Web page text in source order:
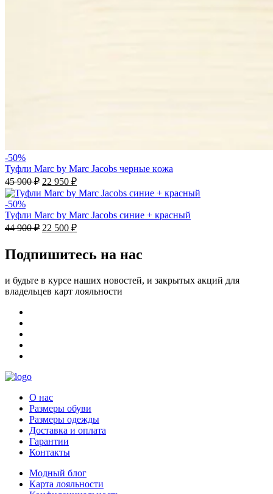
-50%
Туфли Marc by Marc Jacobs черные кoжа
45 900₽ 22 950 ₽
-50%
Туфли Marc by Marc Jacobs синие + красный
44 900₽ 22 500 ₽
Подпишитесь на нас
и будьте в курсе наших новостей, и закрытых акций для
владельцев карт лояльности
О нас
Размеры обуви
Размеры одежды
Доставка и оплата
Гарантии
Контакты
Модный блог
Карта лояльности